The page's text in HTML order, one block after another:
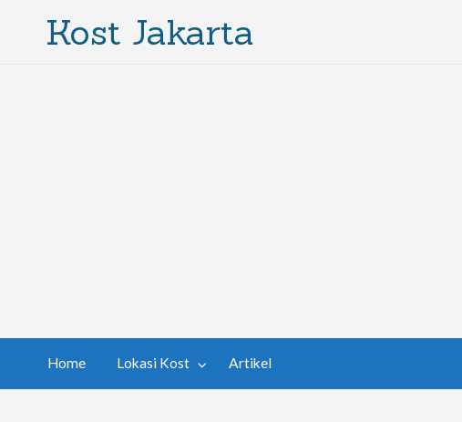
Kost Jakarta
Home Lokasi Kost Artikel